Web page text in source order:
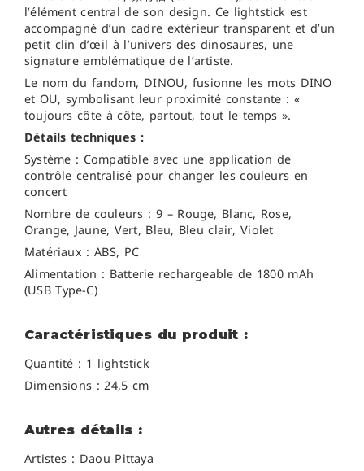
l’élément central de son design. Ce lightstick est
accompagné d’un cadre extérieur transparent et d’un
petit clin d’œil à l’univers des dinosaures, une
signature emblématique de l’artiste.
Le nom du fandom, DINOU, fusionne les mots DINO
et OU, symbolisant leur proximité constante : «
toujours côte à côte, partout, tout le temps ».
Détails techniques :
Système : Compatible avec une application de
contrôle centralisé pour changer les couleurs en
concert
Nombre de couleurs : 9 – Rouge, Blanc, Rose,
Orange, Jaune, Vert, Bleu, Bleu clair, Violet
Matériaux : ABS, PC
Alimentation : Batterie rechargeable de 1800 mAh
(USB Type-C)
Caractéristiques du produit :
Quantité : 1 lightstick
Dimensions : 24,5 cm
Autres détails :
Artistes : Daou Pittaya